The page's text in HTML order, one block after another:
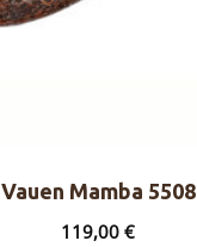
Vauen Mamba 5508
119,00€